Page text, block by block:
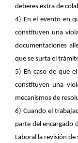
deberes extra de
4) En el evento en
constituyen una
documentaciones
que se surta el
5) En caso de que
constituyen una
mecanismos de
6) Cuando el
parte del encargado
Laboral la revisión de